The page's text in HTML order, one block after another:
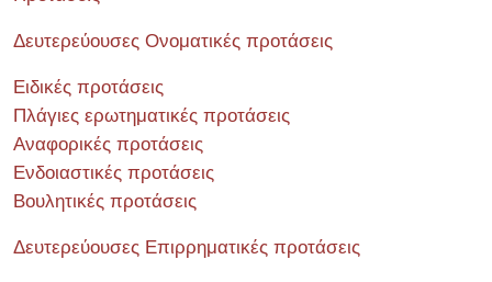
Δευτερεύουσες Ονοματικές προτάσεις
Ειδικές προτάσεις
Πλάγιες ερωτηματικές προτάσεις
Αναφορικές προτάσεις
Ενδοιαστικές προτάσεις
Βουλητικές προτάσεις
Δευτερεύουσες Επιρρηματικές προτάσεις